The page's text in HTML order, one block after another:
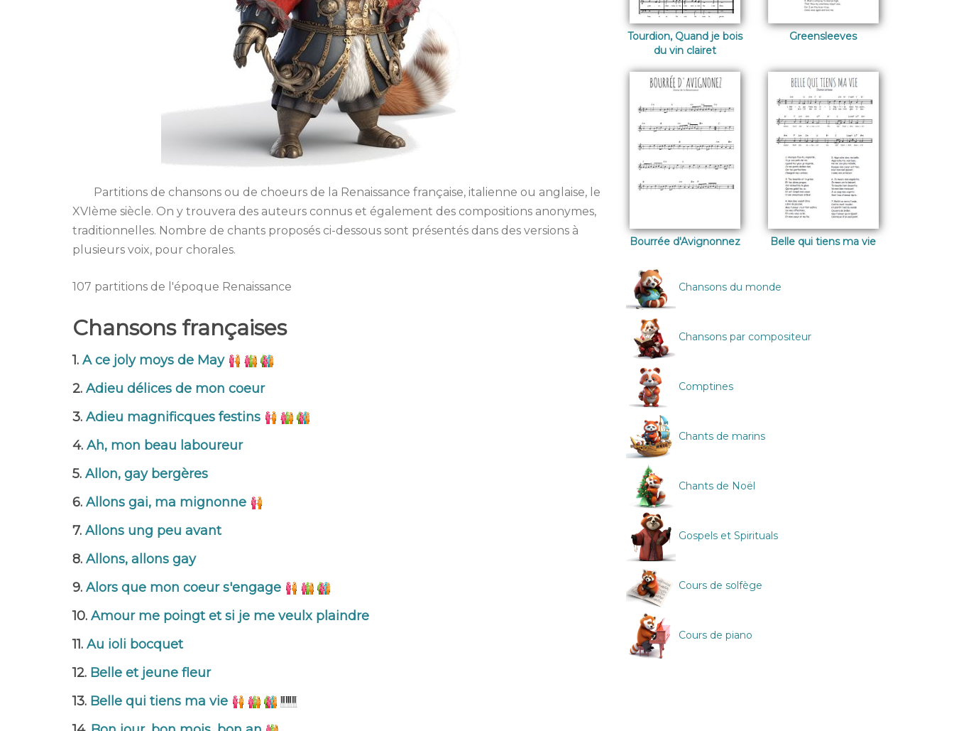
Partitions de chansons ou de choeurs de la Renaissance française, italienne ou anglaise, le
XVIème siècle. On y trouvera des auteurs connus et également des compositions anonymes,
traditionnelles. Nombre de chants proposés ci-dessous sont présentés dans des versions à
plusieurs voix, pour chorales.
107 partitions de l'époque Renaissance
Chansons françaises
1. A ce joly moys de May
2. Adieu délices de mon coeur
3. Adieu magnificques festins
4. Ah, mon beau laboureur
5. Allon, gay bergères
6. Allons gai, ma mignonne
7. Allons ung peu avant
8. Allons, allons gay
9. Alors que mon coeur s'engage
10. Amour me poingt et si je me veulx plaindre
11. Au ioli bocquet
12. Belle et jeune fleur
13. Belle qui tiens ma vie
Tourdion, Quand je bois
du vin clairet
Greensleeves
Bourrée d'Avignonnez Belle qui tiens ma vie
Chansons du monde
Chansons par compositeur
Comptines
Chants de marins
Chants de Noël
Gospels et Spirituals
Cours de solfège
Cours de piano